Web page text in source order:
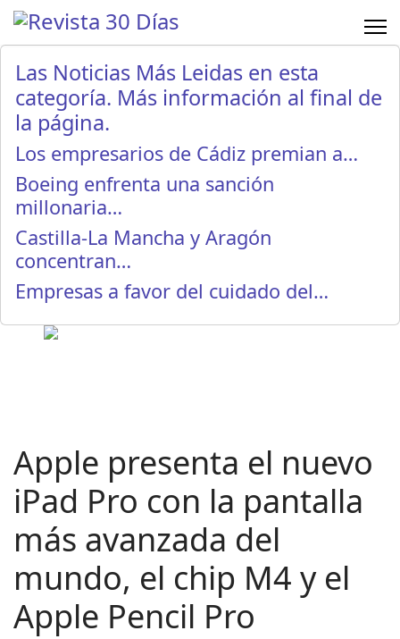
Las Noticias Más Leidas en esta
categoría. Más información al final de
la página.
Los empresarios de Cádiz premian a…
Boeing enfrenta una sanción
millonaria…
Castilla-La Mancha y Aragón
concentran…
Empresas a favor del cuidado del…
Apple presenta el nuevo
iPad Pro con la pantalla
más avanzada del
mundo, el chip M4 y el
Apple Pencil Pro